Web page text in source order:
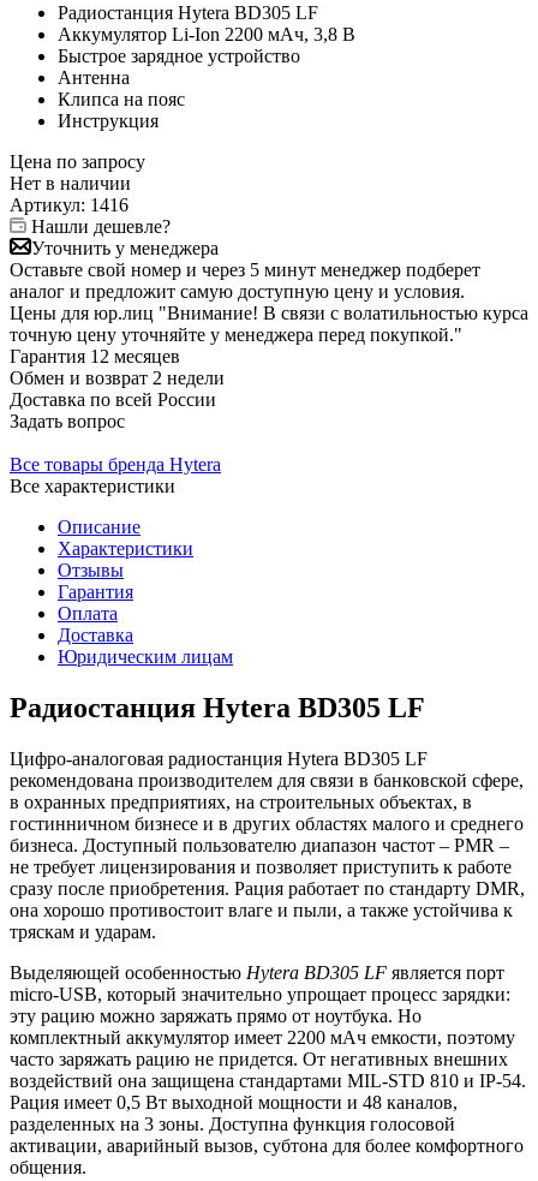
Радиостанция Hytera BD305 LF
Аккумулятор Li-Ion 2200 мАч, 3,8 В
Быстрое зарядное устройство
Антенна
Клипса на пояс
Инструкция
Цена по запросу
Нет в наличии
Артикул: 1416
Нашли дешевле?
Уточнить у менеджера
Оставьте свой номер и через 5 минут менеджер подберет
аналог и предложит самую доступную цену и условия.
Цены для юр.лиц "Внимание! В связи с волатильностью курса
точную цену уточняйте у менеджера перед покупкой."
Гарантия 12 месяцев
Обмен и возврат 2 недели
Доставка по всей России
Задать вопрос
Все товары бренда Hytera
Все характеристики
Описание
Характеристики
Отзывы
Гарантия
Оплата
Доставка
Юридическим лицам
Радиостанция Hytera BD305 LF
Цифро-аналоговая радиостанция Hytera BD305 LF
рекомендована производителем для связи в банковской сфере,
в охранных предприятиях, на строительных объектах, в
гостинничном бизнесе и в других областях малого и среднего
бизнеса. Доступный пользователю диапазон частот – PMR –
не требует лицензирования и позволяет приступить к работе
сразу после приобретения. Рация работает по стандарту DMR,
она хорошо противостоит влаге и пыли, а также устойчива к
тряскам и ударам.
Выделяющей особенностью Hytera BD305 LF является порт
micro-USB, который значительно упрощает процесс зарядки:
эту рацию можно заряжать прямо от ноутбука. Но
комплектный аккумулятор имеет 2200 мАч емкости, поэтому
часто заряжать рацию не придется. От негативных внешних
воздействий она защищена стандартами MIL-STD 810 и IP-54.
Рация имеет 0,5 Вт выходной мощности и 48 каналов,
разделенных на 3 зоны. Доступна функция голосовой
активации, аварийный вызов, субтона для более комфортного
общения.